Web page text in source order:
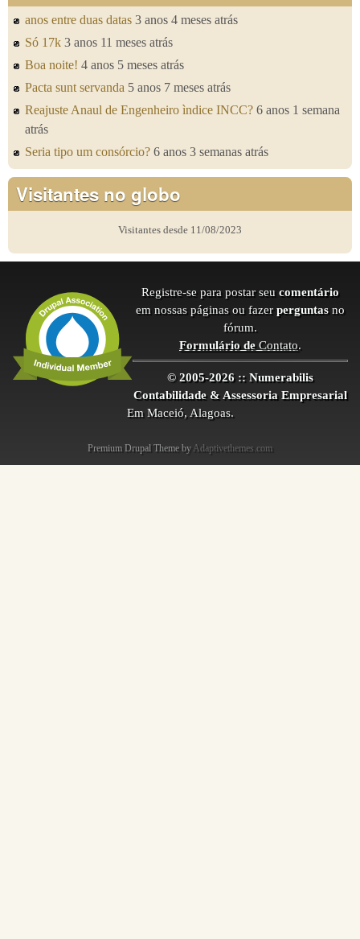
anos entre duas datas 3 anos 4 meses atrás
Só 17k 3 anos 11 meses atrás
Boa noite! 4 anos 5 meses atrás
Pacta sunt servanda 5 anos 7 meses atrás
Reajuste Anaul de Engenheiro ìndice INCC? 6 anos 1 semana
atrás
Seria tipo um consórcio? 6 anos 3 semanas atrás
Visitantes no globo
Visitantes desde 11/08/2023
Registre-se para postar seu comentário
em nossas páginas ou fazer perguntas no
fórum.
Formulário deContato.
© 2005-2026 :: Numerabilis
Contabilidade & Assessoria Empresarial
Em Maceió, Alagoas.
Premium Drupal Theme by Adaptivethemes.com